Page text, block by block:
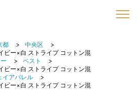
都
中央区
ビー×白 ストライプ コットン混
ベスト
ビー×白 ストライプ コットン混
イアパレル
ビー×白 ストライプ コットン混